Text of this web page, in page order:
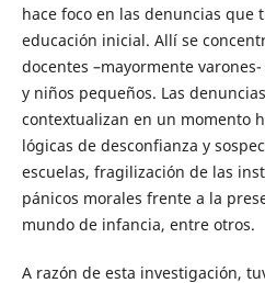
hace foco en las denuncias que
educación inicial. Allí se
docentes –mayormente
y niños pequeños. Las
contextualizan en un momento
lógicas de desconfianza y
escuelas, fragilización de las
pánicos morales frente a la
mundo de infancia, entre otros.
A razón de esta investigación,